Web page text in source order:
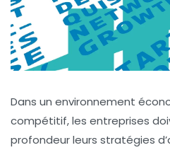
Dans un environnement
compétitif, les entreprises
profondeur leurs stratégies